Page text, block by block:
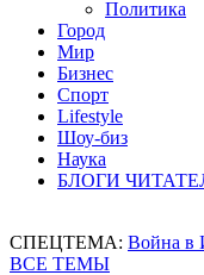
Политика
Город
Мир
Бизнес
Спорт
Lifestyle
Шоу-биз
Наука
БЛОГИ
СПЕЦТЕМА: Война в
ВСЕ ТЕМЫ